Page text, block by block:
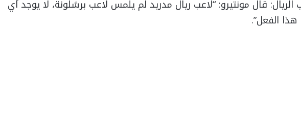
الريال: قال مونتيرو: “لاعب ريال مدريد لم يلمس لاعب برشلونة، لا يوجد أي
الفعل”.